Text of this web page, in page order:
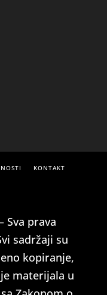
KONTAKT
Sva prava
sadržaji su
kopiranje,
materijala u